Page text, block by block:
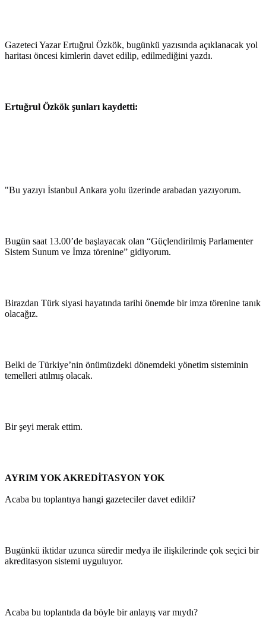
Gazeteci Yazar Ertuğrul Özkök, bugünkü yazısında açıklanacak yol
haritası öncesi kimlerin davet edilip, edilmediğini yazdı.
Ertuğrul Özkök şunları kaydetti:
"Bu yazıyı İstanbul Ankara yolu üzerinde arabadan yazıyorum.
Bugün saat 13.00’de başlayacak olan “Güçlendirilmiş Parlamenter
Sistem Sunum ve İmza törenine” gidiyorum.
Birazdan Türk siyasi hayatında tarihi önemde bir imza törenine tanık
olacağız.
Belki de Türkiye’nin önümüzdeki dönemdeki yönetim sisteminin
temelleri atılmış olacak.
Bir şeyi merak ettim.
AYRIM YOK AKREDİTASYON YOK
Acaba bu toplantıya hangi gazeteciler davet edildi?
Bugünkü iktidar uzunca süredir medya ile ilişkilerinde çok seçici bir
akreditasyon sistemi uyguluyor.
Acaba bu toplantıda da böyle bir anlayış var mıydı?